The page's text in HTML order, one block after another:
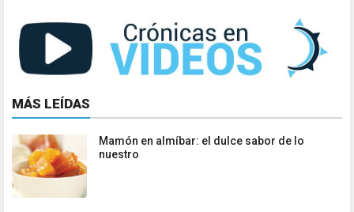
MÁS LEÍDAS
Mamón en almíbar: el dulce sabor de lo
nuestro